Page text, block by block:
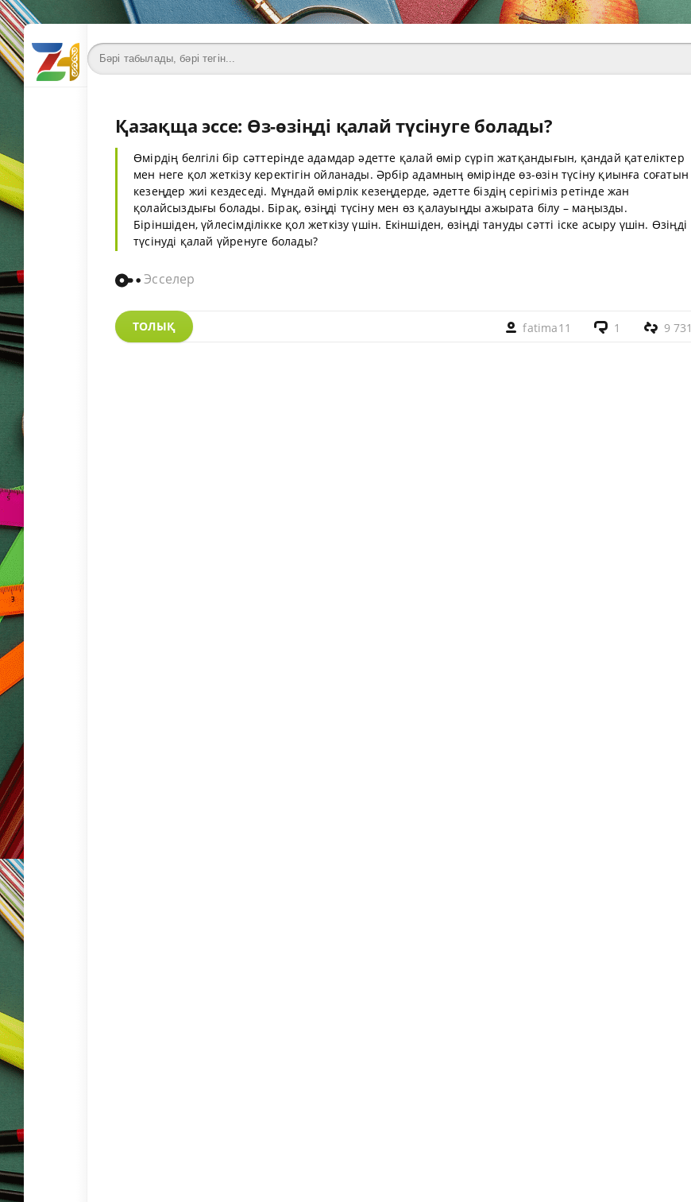
Қазақща эссе: Өз-өзіңді қалай түсінуге болады?
Өмірдің белгілі бір сәттерінде адамдар әдетте қалай өмір сүріп жатқандығын, қандай қателіктер
мен неге қол жеткізу керектігін ойланады. Әрбір адамның өмірінде өз-өзін түсіну қиынға соғатын
кезеңдер жиі кездеседі. Мұндай өмірлік кезеңдерде, әдетте біздің серігіміз ретінде жан
қолайсыздығы болады. Бірақ, өзіңді түсіну мен өз қалауыңды ажырата білу – маңызды.
Біріншіден, үйлесімділікке қол жеткізу үшін. Екіншіден, өзіңді тануды сәтті іске асыру үшін. Өзіңді
түсінуді қалай үйренуге болады?
Эсселер
ТОЛЫҚ fatima11 1 9 731